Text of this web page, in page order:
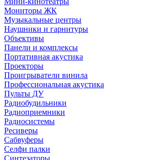
Мониторы ЖК
Музыкальные центры
Наушники и гарнитуры
Объективы
Панели и комплексы
Портативная акустика
Проекторы
Проигрыватели винила
Профессиональная акустика
Пульты ДУ
Радиобудильники
Радиоприемники
Радиосистемы
Ресиверы
Сабвуферы
Селфи палки
Синтезаторы